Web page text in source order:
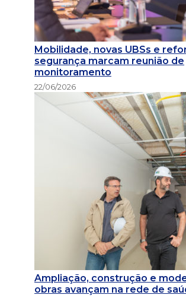
Mobilidade, novas UBSs e
segurança marcam reunião de
monitoramento
22/06/2026
Ampliação, construção e
obras avançam na rede de